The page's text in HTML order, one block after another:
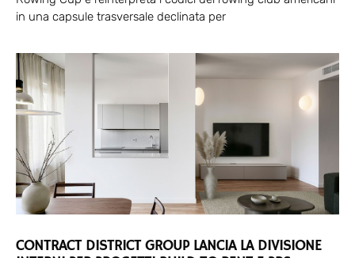
in una capsule trasversale declinata per
CONTRACT DISTRICT GROUP LANCIA LA DIVISIONE